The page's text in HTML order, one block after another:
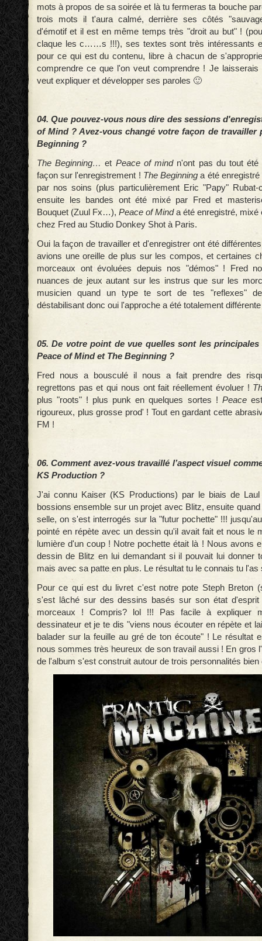
mots à propos de sa soirée et là tu fermeras ta bouche
trois mots il t'aura calmé, derrière ses côtés
d'émotif et il est en même temps très "droit au but" !
claque les c……s !!!), ses textes sont très intéressants
pour ce qui est du contenu, libre à chacun de
comprendre ce que l'on veut comprendre ! Je
veut expliquer et développer ses paroles 🙂
04. Que pouvez-vous nous dire des sessions
of Mind ? Avez-vous changé votre façon de travailler
Beginning ?
The Beginning… et Peace of mindn'ont pas du tout été
façon sur l'enregistrement ! The Beginning a été
par nos soins (plus particulièrement Eric "Papy" Rubat-
ensuite les bandes ont été mixé par Fred et
Bouquet (Zuul Fx…), Peace of Minda été enregistré, mixé
chez Fred au Studio Donkey Shot à Paris.
Oui la façon de travailler et d'enregistrer ont été
avions une oreille de plus sur les compos, et certaines
morceaux ont évoluées depuis nos "démos" ! Fred
nuances de jeux autant sur les instrus que sur les
musicien quand un type te sort de tes "reflexes"
déstabilisant donc oui l'approche a été totalement
05. De votre point de vue quelles sont les
Peace of Mind et The Beginning ?
Fred nous a bousculé il nous a fait prendre des
regrettons pas et qui nous ont fait réellement évoluer !
plus "roots" ! plus punk en quelques sortes ! Peace
rigoureux, plus grosse prod' ! Tout en gardant cette
FM !
06. Comment avez-vous travaillé l’aspect visuel
KS Production ?
J'ai connu Kaiser (KS Productions) par le biais de
bossions ensemble sur un projet avec Blitz, ensuite
selle, on s'est interrogés sur la "futur pochette" !!!
pointé en répète avec un dessin qu'il avait fait et nous le
lumière d'un coup ! Notre pochette était là ! Nous avons
dessin de Blitz en lui demandant si il pouvait lui donner
mais avec sa patte en plus. Le résultat tu le connais tu
Pour ce qui est du livret c'est notre pote Steph Breton
s'est lâché sur des dessins basés sur son état
morceaux ! Compris? lol !!! Pas facile à expliquer
dessinateur et je te dis "viens nous écouter en répète et
balader sur la feuille au gré de ton écoute" ! Le résultat
nous sommes très heureux de son travail aussi ! En gros
de l'album s'est construit autour de trois personnalités bien